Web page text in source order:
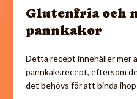
Glutenfria och
pannkakor
Detta recept innehåller mer
pannkaksrecept, eftersom
det behövs för att binda